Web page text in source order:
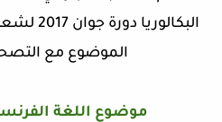
الموضوع مع
موضوع اللغة الفرنسية